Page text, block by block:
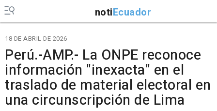
notiEcuador
18 DE ABRIL DE 2026
Perú.-AMP.- La ONPE reconoce
información "inexacta" en el
traslado de material electoral en
una circunscripción de Lima